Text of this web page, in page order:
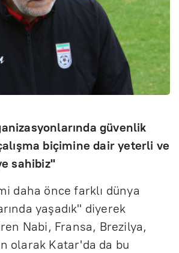
güvenlik
biçimine dair yeterli ve
sahibiz"
daha önce farklı dünya
yaşadık" diyerek
Nabi, Fransa, Brezilya,
olarak Katar'da da bu